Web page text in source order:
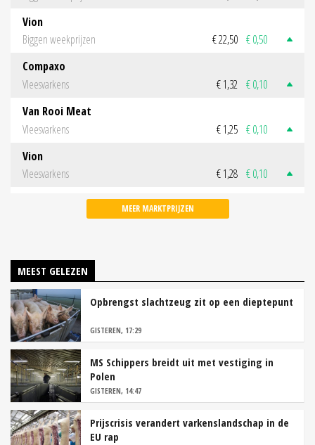
Vion
Biggen weekprijzen
€ 22,50 € 0,50
Compaxo
Vleesvarkens
€ 1,32 € 0,10
Van Rooi Meat
Vleesvarkens
€ 1,25 € 0,10
Vion
Vleesvarkens
€ 1,28 € 0,10
MEER MARKTPRIJZEN
MEEST GELEZEN
Opbrengst slachtzeug zit op een dieptepunt
GISTEREN, 17:29
MS Schippers breidt uit met vestiging in
Polen
GISTEREN, 14:47
Prijscrisis verandert varkenslandschap in de
EU rap